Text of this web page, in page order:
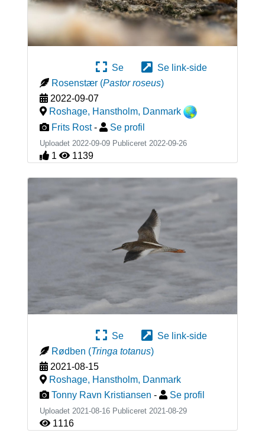
Se
Se link-side
Rosenstær (Pastor roseus)
2022-09-07
Roshage, Hanstholm, Danmark
Frits Rost - Se profil
Uploadet 2022-09-09 Publiceret 2022-09-26
1 1139
Se
Se link-side
Rødben (Tringa totanus)
2021-08-15
Roshage, Hanstholm, Danmark
Tonny Ravn Kristiansen - Se profil
Uploadet 2021-08-16 Publiceret 2021-08-29
1116